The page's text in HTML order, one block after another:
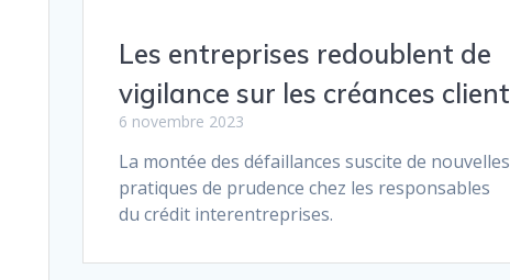
Les entreprises redoublent de
vigilance sur les créances client
6 novembre 2023
La montée des défaillances suscite de nouvelles
pratiques de prudence chez les responsables
du crédit interentreprises.